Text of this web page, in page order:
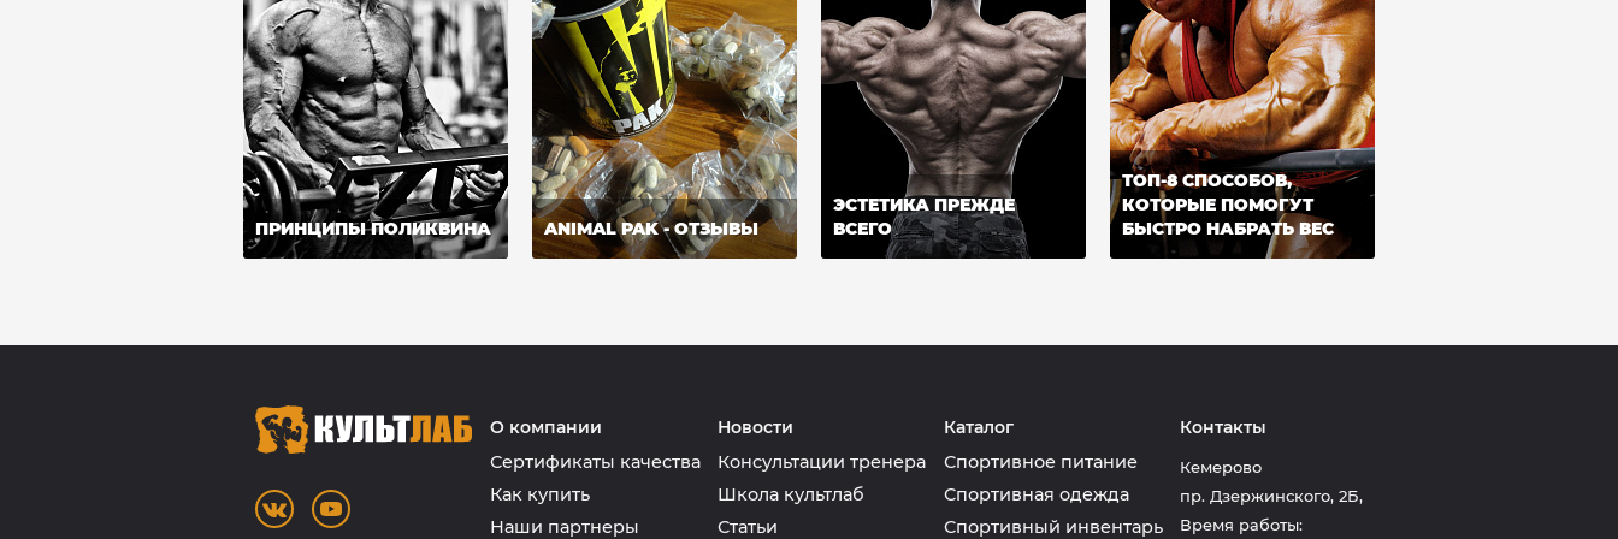
ПРИНЦИПЫ ПОЛИКВИНА ANIMAL PAK - ОТЗЫВЫ
ЭСТЕТИКА ПРЕЖДЕ
ВСЕГО
ТОП-8 СПОСОБОВ,
КОТОРЫЕ ПОМОГУТ
БЫСТРО НАБРАТЬ ВЕС
О компании
Сертификаты качества
Как купить
Наши партнеры
Новости
Консультации тренера
Школа культлаб
Статьи
Каталог
Спортивное питание
Спортивная одежда
Спортивный инвентарь
Контакты
Кемерово
пр. Дзержинского, 2Б,
Время работы: